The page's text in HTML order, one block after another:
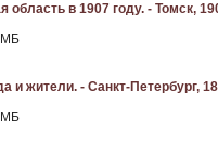
область в 1907 году. - Томск,
и жители. - Санкт-Петербург,